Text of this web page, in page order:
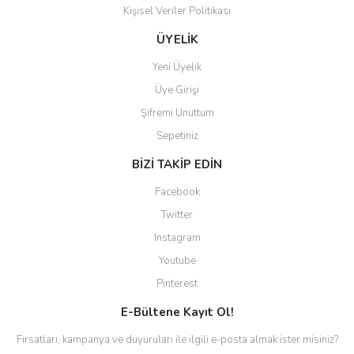
Gönder
Kişisel Veriler Politikası
ÜYELİK
Yeni Üyelik
Üye Girişi
Şifremi Unuttum
Sepetiniz
BİZİ TAKİP EDİN
Facebook
Twitter
Instagram
Youtube
Pinterest
E-Bültene Kayıt Ol!
Fırsatları, kampanya ve duyuruları ile ilgili e-posta almak ister misiniz?